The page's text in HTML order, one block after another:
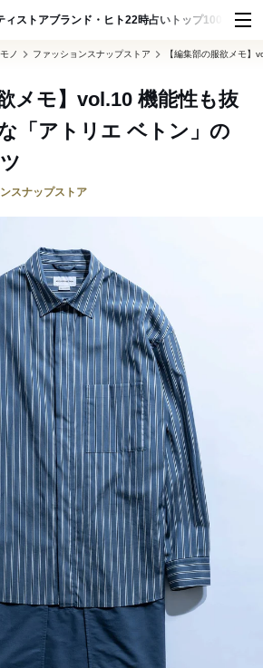
ィ ストアブランド・ヒト22時占い トップ100 スナッ
ノ ファッションスナップストア 【編集部の服欲メモ
メモ】vol.10 機能性も抜
「アトリエ ベトン」の
スナップストア